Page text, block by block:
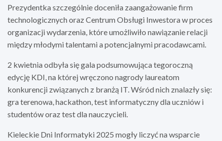
Prezydentka szczególnie doceniła zaangażowanie firm
technologicznych oraz Centrum Obsługi Inwestora w proces
organizacji wydarzenia, które umożliwiło nawiązanie relacji
między młodymi talentami a potencjalnymi pracodawcami.
2 kwietnia odbyła się gala podsumowująca tegoroczną
edycję KDI, na której wręczono nagrody laureatom
konkurencji związanych z branżą IT. Wśród nich znalazły się:
gra terenowa, hackathon, test informatyczny dla uczniów i
studentów oraz test dla nauczycieli.
Kieleckie Dni Informatyki 2025 mogły liczyć na wsparcie